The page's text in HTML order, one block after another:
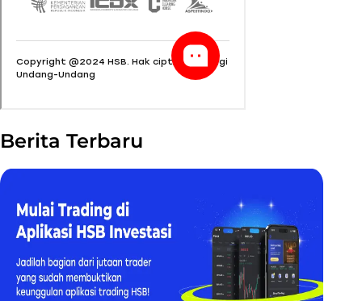
Berita Terbaru